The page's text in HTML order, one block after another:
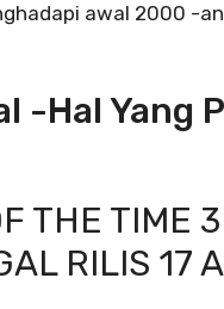
awal 2000 -
-hal Yang
THE TIME
RILIS 17